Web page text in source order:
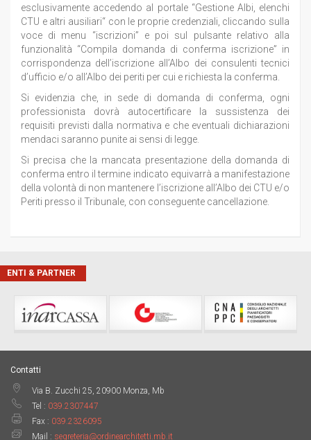
esclusivamente accedendo al portale “Gestione Albi, elenchi
CTU e altri ausiliari“ con le proprie credenziali, cliccando sulla
voce di menu “iscrizioni” e poi sul pulsante relativo alla
funzionalità “Compila domanda di conferma iscrizione” in
corrispondenza dell’iscrizione all’Albo dei consulenti tecnici
d’ufficio e/o all’Albo dei periti per cui e richiesta la conferma.
Si evidenzia che, in sede di domanda di conferma, ogni
professionista dovrà autocertificare la sussistenza dei
requisiti previsti dalla normativa e che eventuali dichiarazioni
mendaci saranno punite ai sensi di legge.
Si precisa che la mancata presentazione della domanda di
conferma entro il termine indicato equivarrà a manifestazione
della volontà di non mantenere l’iscrizione all’Albo dei CTU e/o
Periti presso il Tribunale, con conseguente cancellazione.
ENTI & PARTNER
Contatti
Via B. Zucchi 25, 20900 Monza, Mb
Tel : 039.2307447
Fax : 039.2326095
Mail : segreteria@ordinearchitetti.mb.it